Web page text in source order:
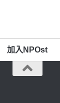
加入NPOst